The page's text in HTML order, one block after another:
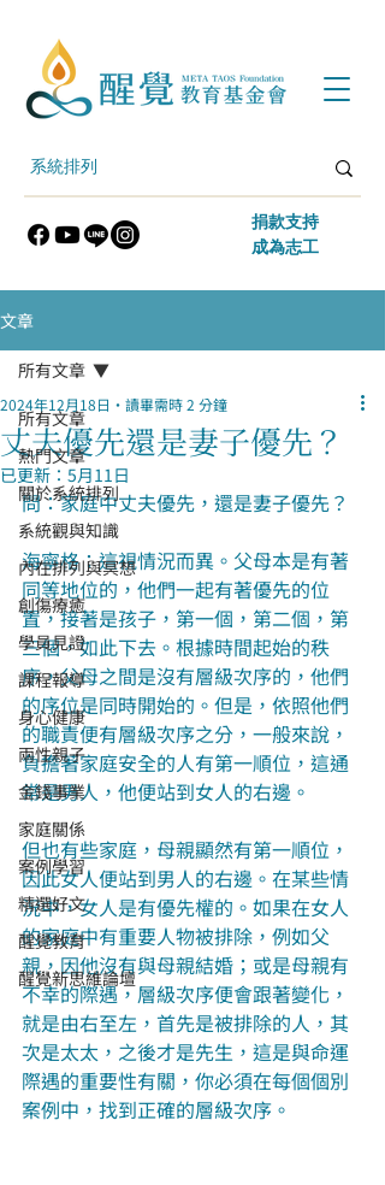
​捐款支持
​成為志工
文章
所有文章
熱門文章
關於系統排列
系統觀與知識
內在排列與冥想
創傷療癒
學員見證
課程報導
身心健康
兩性親子
金錢事業
家庭關係
案例學習
精選好文
醒覺教育
醒覺新思維論壇
所有文章
丈夫優先還是妻子優先？
2024年12月18日 讀畢需時 2 分鐘
已更新： 5月11日
問：家庭中丈夫優先，還是妻子優先？
海寧格：這視情況而異。父母本是有著
同等地位的，他們一起有著優先的位
置，接著是孩子，第一個，第二個，第
三個，如此下去。根據時間起始的秩
序，父母之間是沒有層級次序的，他們
的序位是同時開始的。但是，依照他們
的職責便有層級次序之分，一般來說，
負擔著家庭安全的人有第一順位，這通
常是男人，他便站到女人的右邊。
但也有些家庭，母親顯然有第一順位，
因此女人便站到男人的右邊。在某些情
況中，女人是有優先權的。如果在女人
的家庭中有重要人物被排除，例如父
親，因他沒有與母親結婚；或是母親有
不幸的際遇，層級次序便會跟著變化，
就是由右至左，首先是被排除的人，其
次是太太，之後才是先生，這是與命運
際遇的重要性有關，你必須在每個個別
案例中，找到正確的層級次序。